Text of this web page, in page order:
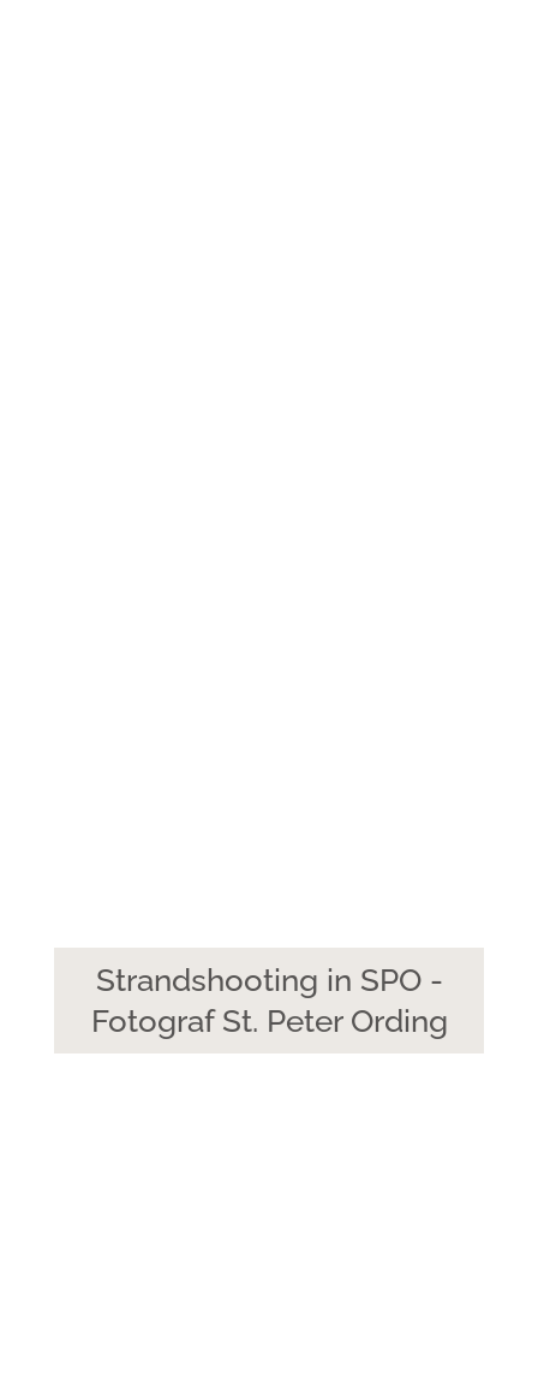
Strandshooting in SPO -
Fotograf St. Peter Ording